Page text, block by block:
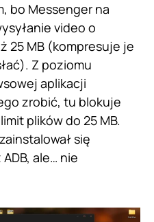
bo Messenger na
video o
25 MB (kompresuje je
Z poziomu
aplikacji
zrobić, tu blokuje
plików do 25 MB.
się
ale… nie